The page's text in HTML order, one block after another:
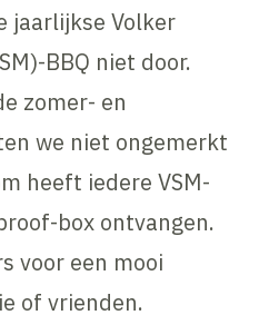
jaarlijkse Volker
BBQ niet door.
zomer- en
we niet ongemerkt
heeft iedere VSM-
box ontvangen.
voor een mooi
of vrienden.